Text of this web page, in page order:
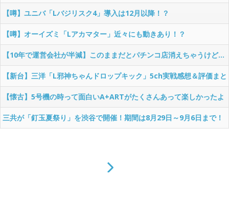
【噂】ユニバ「Lバジリスク4」導入は12月以降！？
【噂】オーイズミ「Lアカマター」近々にも動きあり！？
【10年で運営会社が半減】このままだとパチンコ店消えちゃうけど…
それでいいの？
【新台】三洋「L邪神ちゃんドロップキック」5ch実戦感想＆評価まと
め！「吸い込み爆速で出玉伸びないSAO2」「AT当てても50G以内に
1/200か1/500引かないと話にならない」等
【懐古】5号機の時って面白いA+ARTがたくさんあって楽しかったよ
な
三共が「釘玉夏祭り」を渋谷で開催！期間は8月29日～9月6日まで！